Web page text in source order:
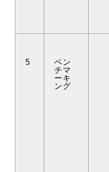
5
ベン
チマ
ーキ
ング